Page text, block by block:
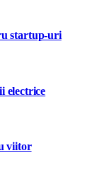
startup-uri
electrice
viitor